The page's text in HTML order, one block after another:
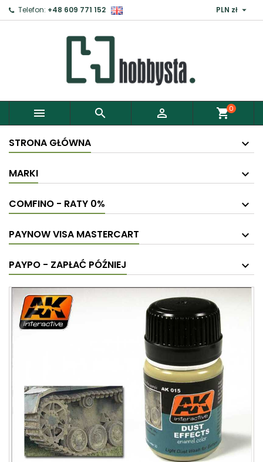
Telefon: +48 609 771 152 PLN zł 
   shopping_cart0
STRONA GŁÓWNA
MARKI
COMFINO - RATY 0%
PAYNOW VISA MASTERCART
PAYPO - ZAPŁAĆ PÓŹNIEJ